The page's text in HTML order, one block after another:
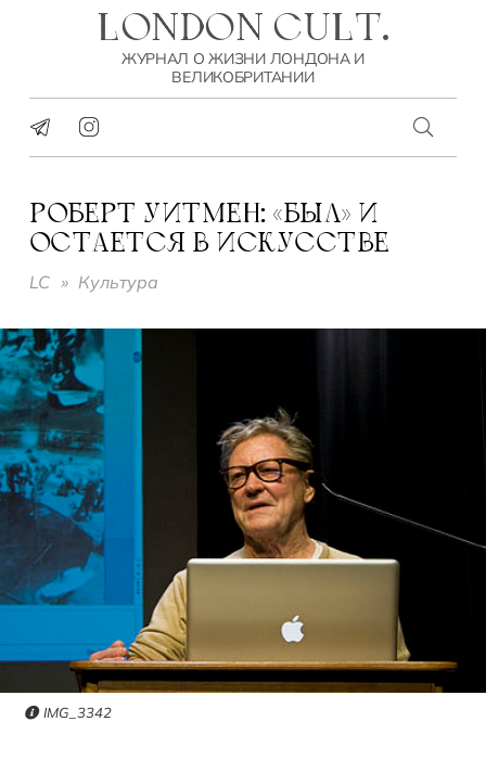
LONDON CULT.
ЖУРНАЛ О ЖИЗНИ ЛОНДОНА И
ВЕЛИКОБРИТАНИИ
РОБЕРТ УИТМЕН: «БЫЛ» И
ОСТАЕТСЯ В ИСКУССТВЕ
LC » Культура
IMG_3342